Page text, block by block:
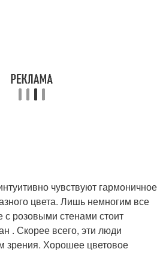
чувствуют гармоничное
цвета. Лишь немногим все
с розовыми стенами стоит
. Скорее всего, эти люди
зрения. Хорошее цветовое